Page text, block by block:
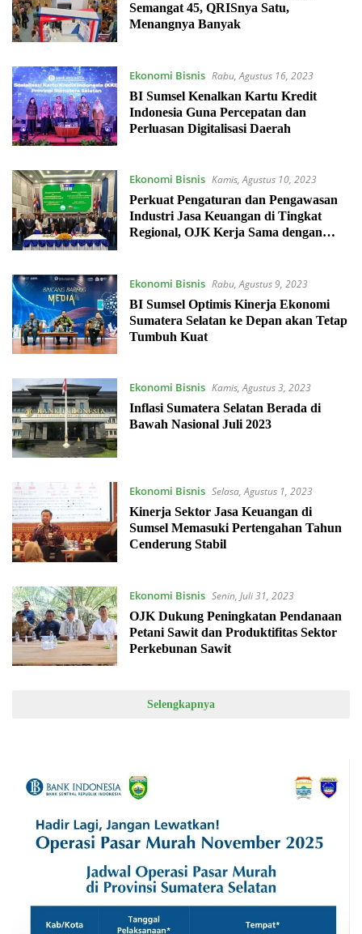
Semangat 45, QRISnya Satu,
Menangnya Banyak
Ekonomi Bisnis Rabu, Agustus 16, 2023
BI Sumsel Kenalkan Kartu Kredit
Indonesia Guna Percepatan dan
Perluasan Digitalisasi Daerah
Ekonomi Bisnis Kamis, Agustus 10, 2023
Perkuat Pengaturan dan Pengawasan
Industri Jasa Keuangan di Tingkat
Regional, OJK Kerja Sama dengan
Ekonomi Bisnis Rabu, Agustus 9, 2023
BI Sumsel Optimis Kinerja Ekonomi
Sumatera Selatan ke Depan akan Tetap
Tumbuh Kuat
Ekonomi Bisnis Kamis, Agustus 3, 2023
Inflasi Sumatera Selatan Berada di
Bawah Nasional Juli 2023
Ekonomi Bisnis Selasa, Agustus 1, 2023
Kinerja Sektor Jasa Keuangan di
Sumsel Memasuki Pertengahan Tahun
Cenderung Stabil
Ekonomi Bisnis Senin, Juli 31, 2023
OJK Dukung Peningkatan Pendanaan
Petani Sawit dan Produktifitas Sektor
Perkebunan Sawit
Selengkapnya